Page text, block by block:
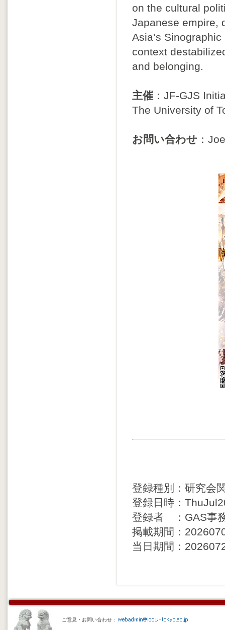
on the cultural
Japanese empire,
Asia’s
context
and belonging.
主催 ：JF-GJS
The University of
お問い合わせ ：
登録種別：研究会
登録日時：
登録者 ：GAS事
掲載期間：
当日期間：
ご意見・お問い合わせ：